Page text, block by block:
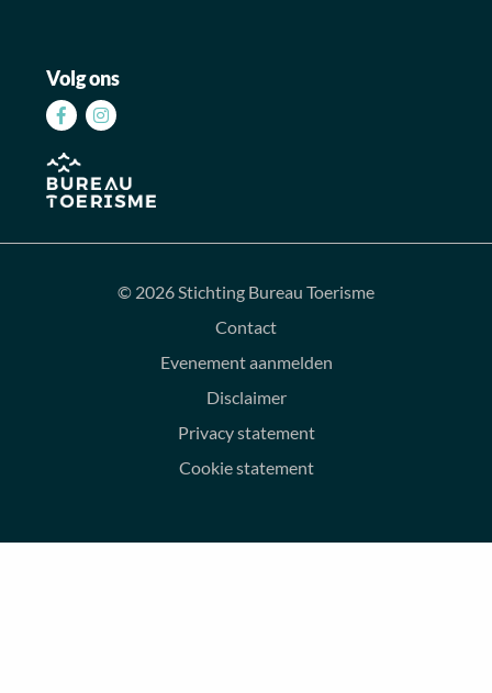
Volg ons
Volg
op
Facebook
Volg
Instagram
© 2026 Stichting Bureau Toerisme
Contact
Evenement aanmelden
Disclaimer
Privacy statement
Cookie statement